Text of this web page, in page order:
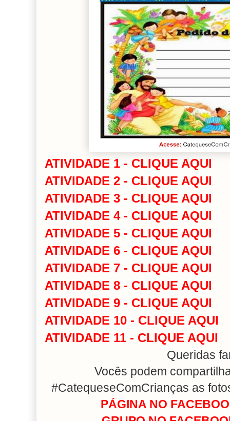
ATIVIDADE 1 - CLIQUE AQUI
ATIVIDADE 2 - CLIQUE AQUI
ATIVIDADE 3 - CLIQUE AQUI
ATIVIDADE 4 - CLIQUE AQUI
ATIVIDADE 5 - CLIQUE AQUI
ATIVIDADE 6 - CLIQUE AQUI
ATIVIDADE 7 - CLIQUE AQUI
ATIVIDADE 8 - CLIQUE AQUI
ATIVIDADE 9 - CLIQUE AQUI
ATIVIDADE 10 - CLIQUE AQUI
ATIVIDADE 11 - CLIQUE AQUI
Queridas
Vocês podem
#CatequeseComCrianças as
PÁGINA NO